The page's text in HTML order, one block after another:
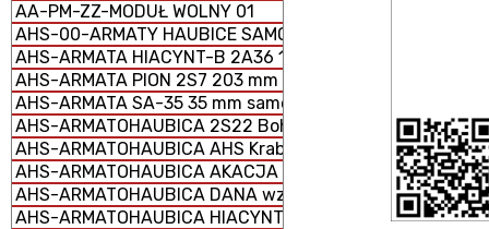
AA-PM-ZZ-MODUŁ WOLNY 01
AHS-00-ARMATY HAUBICE SAMOBIEŻNE
AHS-ARMATA HIACYNT-B 2A36 152 mm
AHS-ARMATA PION 2S7 203 mm samobieżna
AHS-ARMATA SA-35 35 mm samobieżna
AHS-ARMATOHAUBICA 2S22 Bohdana 155 mm
AHS-ARMATOHAUBICA AHS Krab 155 mm samobieżna
AHS-ARMATOHAUBICA AKACJA 2S3M 152 mm
AHS-ARMATOHAUBICA DANA wz. 1977 152 mm
AHS-ARMATOHAUBICA HIACYNT 2S5 152 mm samobieżna